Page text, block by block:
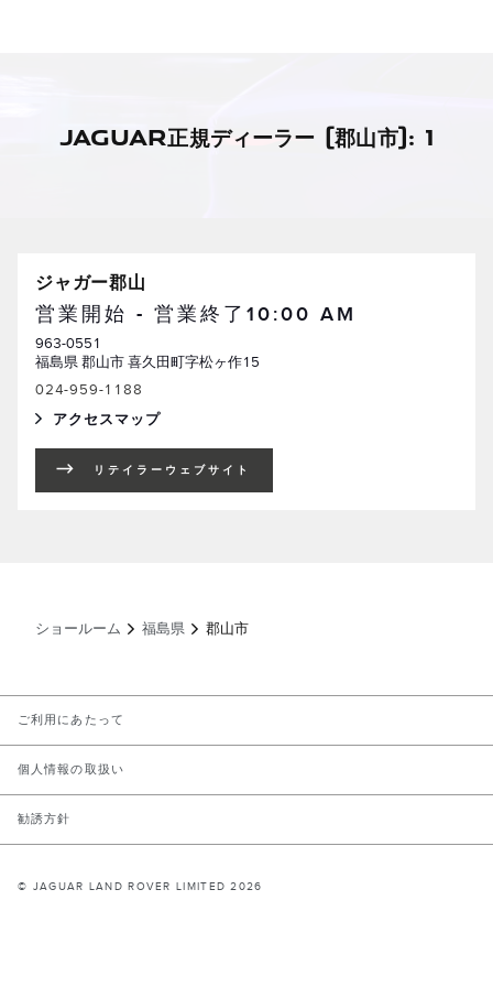
JAGUAR正規ディーラー (郡山市): 1
ジャガー郡山
営業開始 - 営業終了 10:00 AM
963-0551
福島県郡山市喜久田町字松ヶ作15
024-959-1188
アクセスマップ
LINK OPENS IN NEW TAB
リテイラーウェブサイト
ショールーム 福島県 郡山市
ご利用にあたって
個人情報の取扱いLINK OPENS IN NEW TAB
勧誘方針
© JAGUAR LAND ROVER LIMITED 2026